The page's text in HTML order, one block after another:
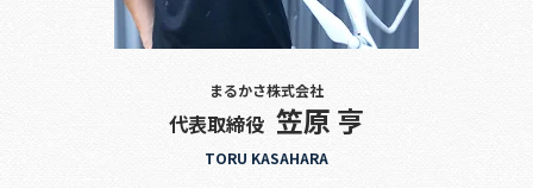
まるかさ株式会社
代表取締役 笠原 亨
TORU KASAHARA